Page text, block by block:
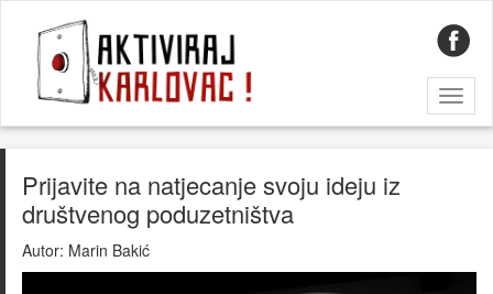
Prijavite na natjecanje svoju ideju iz
društvenog poduzetništva
Autor: Marin Bakić